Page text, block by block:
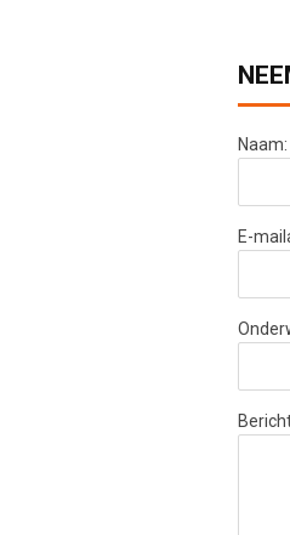
Naam:
E-